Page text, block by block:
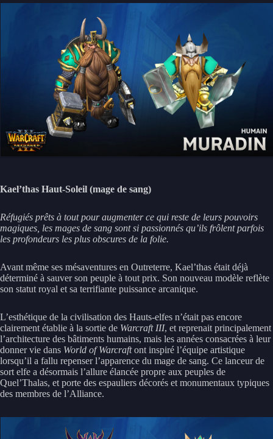
Kael’thas Haut-Soleil (mage de sang)
Réfugiés prêts à tout pour augmenter ce qui reste de leurs pouvoirs
magiques, les mages de sang sont si passionnés qu’ils frôlent parfois
les profondeurs les plus obscures de la folie.
Avant même ses mésaventures en Outreterre, Kael’thas était déjà
déterminé à sauver son peuple à tout prix. Son nouveau modèle reflète
son statut royal et sa terrifiante puissance arcanique.
L’esthétique de la civilisation des Hauts-elfes n’était pas encore
clairement établie à la sortie de Warcraft III, et reprenait principalement
l’architecture des bâtiments humains, mais les années consacrées à leur
donner vie dans World of Warcraftont inspiré l’équipe artistique
lorsqu’il a fallu repenser l’apparence du mage de sang. Ce lanceur de
sort elfe a désormais l’allure élancée propre aux peuples de
Quel’Thalas, et porte des espauliers décorés et monumentaux typiques
des membres de l’Alliance.